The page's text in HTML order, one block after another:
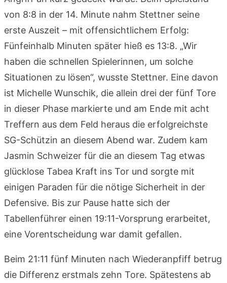
von 8:8 in der 14. Minute nahm Stettner seine
erste Auszeit – mit offensichtlichem Erfolg:
Fünfeinhalb Minuten später hieß es 13:8. „Wir
haben die schnellen Spielerinnen, um solche
Situationen zu lösen“, wusste Stettner. Eine davon
ist Michelle Wunschik, die allein drei der fünf Tore
in dieser Phase markierte und am Ende mit acht
Treffern aus dem Feld heraus die erfolgreichste
SG-Schützin an diesem Abend war. Zudem kam
Jasmin Schweizer für die an diesem Tag etwas
glücklose Tabea Kraft ins Tor und sorgte mit
einigen Paraden für die nötige Sicherheit in der
Defensive. Bis zur Pause hatte sich der
Tabellenführer einen 19:11-Vorsprung erarbeitet,
eine Vorentscheidung war damit gefallen.
Beim 21:11 fünf Minuten nach Wiederanpfiff betrug
die Differenz erstmals zehn Tore. Spätestens ab